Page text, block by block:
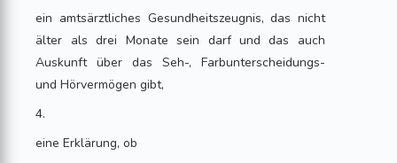
ein amtsärztliches Gesundheitszeugnis, das nicht
älter als drei Monate sein darf und das auch
Auskunft über das Seh-, Farbunterscheidungs-
und Hörvermögen gibt,
4.
eine Erklärung, ob